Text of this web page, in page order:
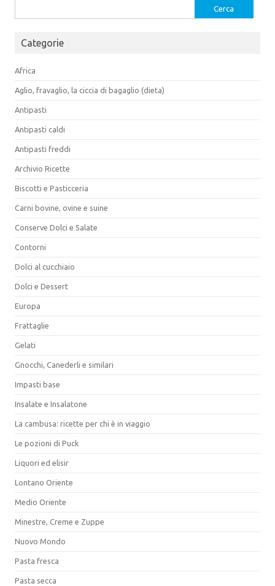
per:
Categorie
Africa
Aglio, fravaglio, la ciccia di bagaglio (dieta)
Antipasti
Antipasti caldi
Antipasti freddi
Archivio Ricette
Biscotti e Pasticceria
Carni bovine, ovine e suine
Conserve Dolci e Salate
Contorni
Dolci al cucchiaio
Dolci e Dessert
Europa
Frattaglie
Gelati
Gnocchi, Canederli e similari
Impasti base
Insalate e Insalatone
La cambusa: ricette per chi è in viaggio
Le pozioni di Puck
Liquori ed elisir
Lontano Oriente
Medio Oriente
Minestre, Creme e Zuppe
Nuovo Mondo
Pasta fresca
Pasta secca